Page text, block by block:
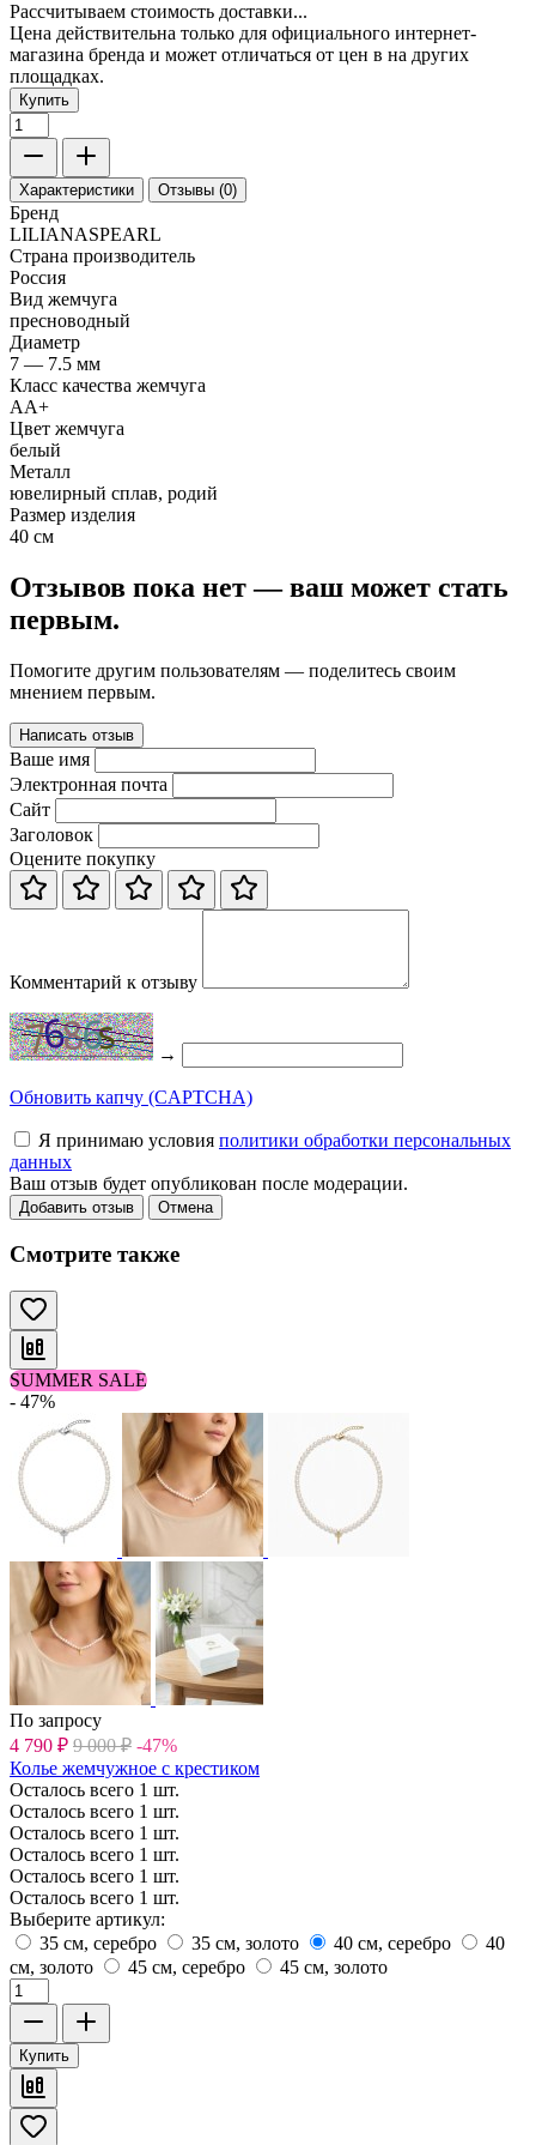
Рассчитываем стоимость доставки...
Цена действительна только для официального интернет-
магазина бренда и может отличаться от цен в на других
площадках.
Купить
Характеристики Отзывы (0)
Бренд
LILIANASPEARL
Страна производитель
Россия
Вид жемчуга
пресноводный
Диаметр
7 — 7.5 мм
Класс качества жемчуга
АА+
Цвет жемчуга
белый
Металл
ювелирный сплав, родий
Размер изделия
40 см
Отзывов пока нет — ваш может стать
первым.
Помогите другим пользователям — поделитесь своим
мнением первым.
Написать отзыв
Ваше имя
Электронная почта
Сайт
Заголовок
Оцените покупку
Комментарий к отзыву
→
Обновить капчу (CAPTCHA)
Я принимаю условия политики обработки персональных
данных
Ваш отзыв будет опубликован после модерации.
Добавить отзыв Отмена
Смотрите также
SUMMER SALE
- 47%
По запросу
4 790 ₽ 9 000 ₽ -47%
Колье жемчужное с крестиком
Осталось всего 1 шт.
Осталось всего 1 шт.
Осталось всего 1 шт.
Осталось всего 1 шт.
Осталось всего 1 шт.
Осталось всего 1 шт.
Выберите артикул:
35 см, серебро
35 см, золото 40 см, серебро
40
см, золото
45 см, серебро 45 см, золото
Купить